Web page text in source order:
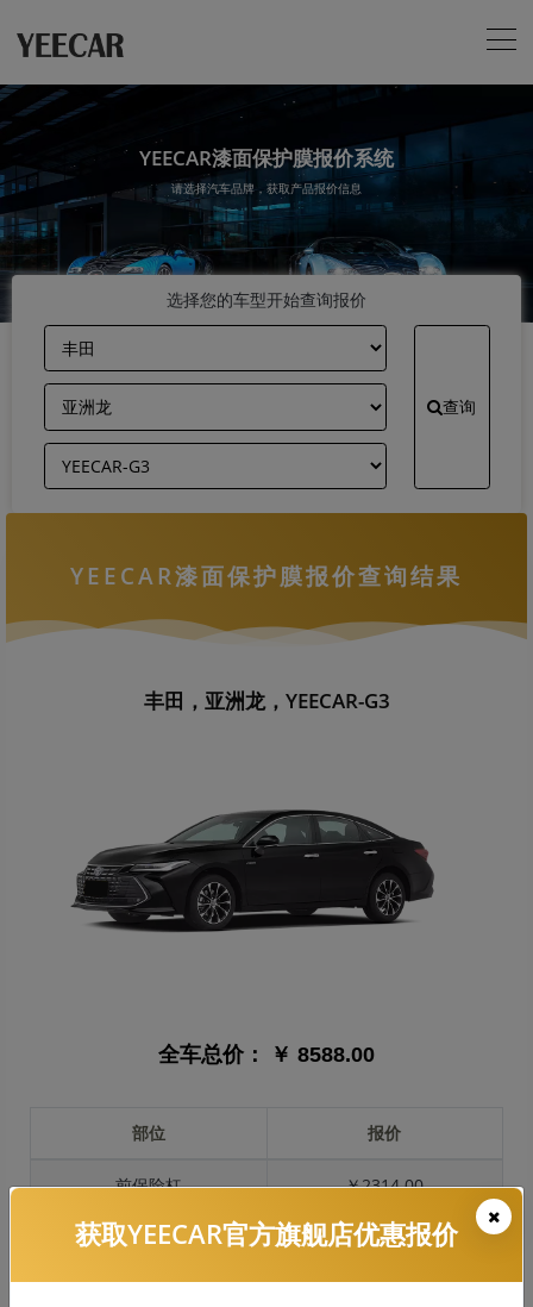
YEECAR漆面保护膜报价系统
请选择汽车品牌，获取产品报价信息
选择您的车型开始查询报价
查询
YEECAR漆面保护膜报价查询结果
丰田，亚洲龙，YEECAR-G3
全车总价： ￥ 8588.00
部位 报价
前保险杠 ￥2314.00
引擎盖 ￥2508.00
左右两侧前叶子板 ￥1896.00
获取YEECAR官方旗舰店优惠报价